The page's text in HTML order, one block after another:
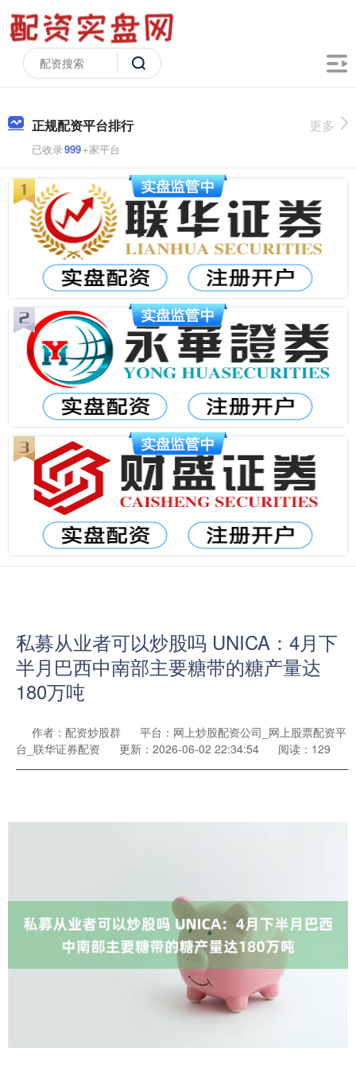
正规配资平台排行
已收录999+家平台
更多
私募从业者可以炒股吗 UNICA：4月下
半月巴西中南部主要糖带的糖产量达
180万吨
作者：配资炒股群
平台：网上炒股配资公司_网上股票配资平
台_联华证券配资
更新：2026-06-02 22:34:54 阅读：129